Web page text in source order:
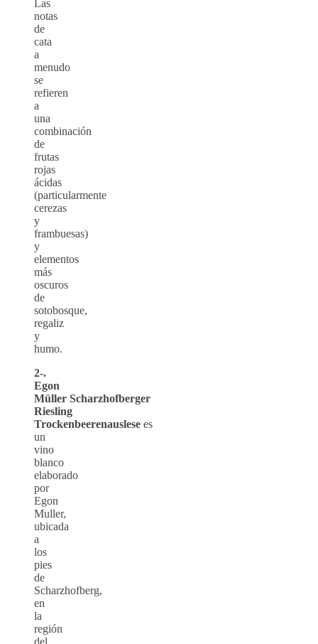
Las
notas
de
cata
a
menudo
se
refieren
a
una
combinación
de
frutas
rojas
ácidas
(particularmente
cerezas
y
frambuesas)
y
elementos
más
oscuros
de
sotobosque,
regaliz
y
humo.
2-.
Egon
Müller Scharzhofberger
Riesling
Trockenbeerenauslese es
un
vino
blanco
elaborado
por
Egon
Muller,
ubicada
a
los
pies
de
Scharzhofberg,
en
la
región